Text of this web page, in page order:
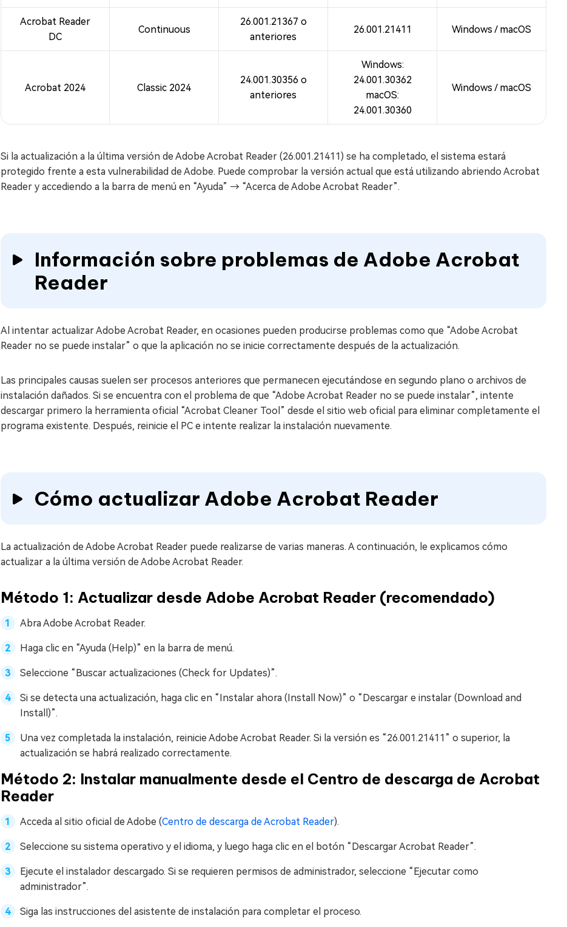
Acrobat Reader
DC
Continuous
26.001.21367 o
anteriores
26.001.21411 Windows / macOS
Acrobat 2024 Classic 2024
24.001.30356 o
anteriores
Windows:
24.001.30362
macOS:
24.001.30360
Windows / macOS
Si la actualización a la última versión de Adobe Acrobat Reader (26.001.21411) se ha completado, el sistema estará
protegido frente a esta vulnerabilidad de Adobe. Puede comprobar la versión actual que está utilizando abriendo Acrobat
Reader y accediendo a la barra de menú en “Ayuda” → “Acerca de Adobe Acrobat Reader”.
Información sobre problemas de Adobe Acrobat
Reader
Al intentar actualizar Adobe Acrobat Reader, en ocasiones pueden producirse problemas como que “Adobe Acrobat
Reader no se puede instalar” o que la aplicación no se inicie correctamente después de la actualización.
Las principales causas suelen ser procesos anteriores que permanecen ejecutándose en segundo plano o archivos de
instalación dañados. Si se encuentra con el problema de que “Adobe Acrobat Reader no se puede instalar”, intente
descargar primero la herramienta oficial “Acrobat Cleaner Tool” desde el sitio web oficial para eliminar completamente el
programa existente. Después, reinicie el PC e intente realizar la instalación nuevamente.
Cómo actualizar Adobe Acrobat Reader
La actualización de Adobe Acrobat Reader puede realizarse de varias maneras. A continuación, le explicamos cómo
actualizar a la última versión de Adobe Acrobat Reader.
Método 1: Actualizar desde Adobe Acrobat Reader (recomendado)
Abra Adobe Acrobat Reader.
Haga clic en “Ayuda (Help)” en la barra de menú.
Seleccione “Buscar actualizaciones (Check for Updates)”.
Si se detecta una actualización, haga clic en “Instalar ahora (Install Now)” o “Descargar e instalar (Download and
Install)”.
Una vez completada la instalación, reinicie Adobe Acrobat Reader. Si la versión es “26.001.21411” o superior, la
actualización se habrá realizado correctamente.
Método 2: Instalar manualmente desde el Centro de descarga de Acrobat
Reader
Acceda al sitio oficial de Adobe (Centro de descarga de Acrobat Reader).
Seleccione su sistema operativo y el idioma, y luego haga clic en el botón “Descargar Acrobat Reader”.
Ejecute el instalador descargado. Si se requieren permisos de administrador, seleccione “Ejecutar como
administrador”.
Siga las instrucciones del asistente de instalación para completar el proceso.